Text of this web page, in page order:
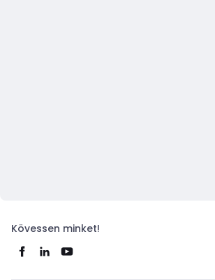
Kövessen minket!